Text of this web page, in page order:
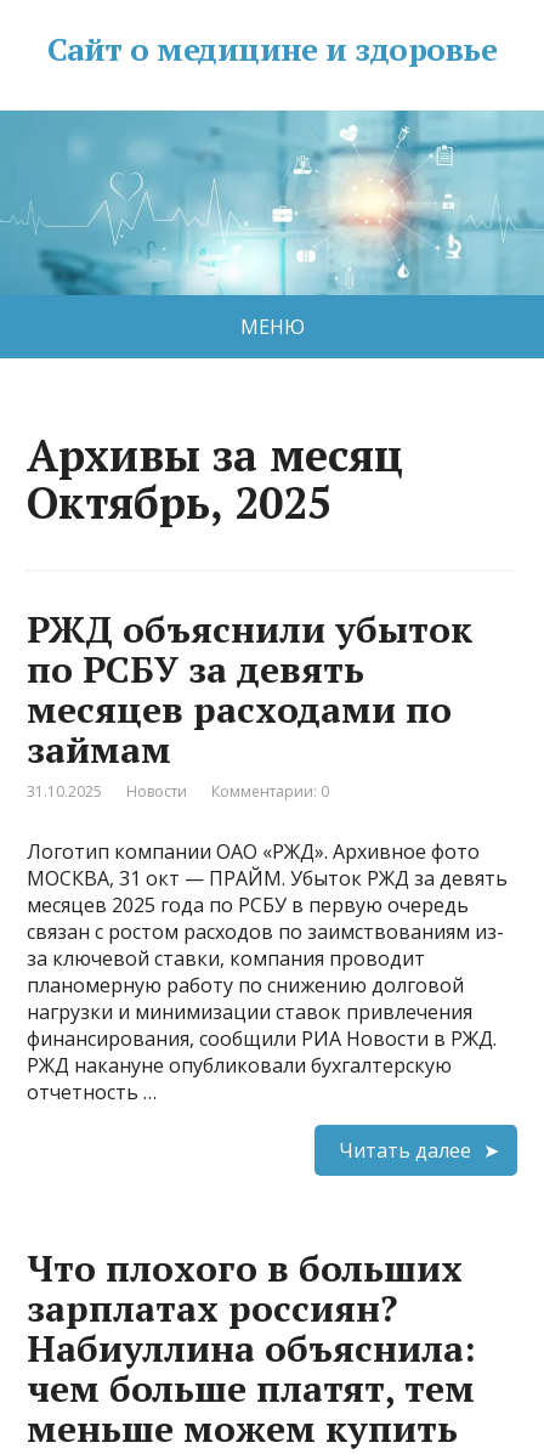
Сайт о медицине и здоровье
МЕНЮ
Архивы за месяц
Октябрь, 2025
РЖД объяснили убыток
по РСБУ за девять
месяцев расходами по
займам
31.10.2025 Новости Комментарии: 0
Логотип компании ОАО «РЖД». Архивное фото
МОСКВА, 31 окт — ПРАЙМ. Убыток РЖД за девять
месяцев 2025 года по РСБУ в первую очередь
связан с ростом расходов по заимствованиям из-
за ключевой ставки, компания проводит
планомерную работу по снижению долговой
нагрузки и минимизации ставок привлечения
финансирования, сообщили РИА Новости в РЖД.
РЖД накануне опубликовали бухгалтерскую
отчетность …
Читать далее
Что плохого в больших
зарплатах россиян?
Набиуллина объяснила:
чем больше платят, тем
меньше можем купить